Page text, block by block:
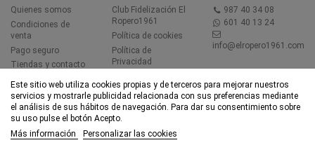
Quienes somos
Condiciones de
venta
Pago seguro
Tiendas y contacto
Club Fidelización El
Ropero1961
Política de cookies
Política de
Privacidad
Accesibilidad
987 40 34 08
601 40 13 24
info@elropero1961.com
Este sitio web utiliza cookies propias y de terceros para mejorar nuestros
servicios y mostrarle publicidad relacionada con sus preferencias mediante
el análisis de sus hábitos de navegación. Para dar su consentimiento sobre
su uso pulse el botón Acepto.
Más información
Personalizar las cookies
© EL ROPERO 1961 - Todos los derechos reservados - Powered by